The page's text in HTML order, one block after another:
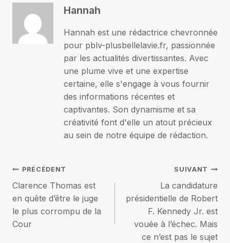
Hannah
Hannah est une rédactrice chevronnée
pour pblv-plusbellelavie.fr, passionnée
par les actualités divertissantes. Avec
une plume vive et une expertise
certaine, elle s'engage à vous fournir
des informations récentes et
captivantes. Son dynamisme et sa
créativité font d'elle un atout précieux
au sein de notre équipe de rédaction.
Navigation
de
l’article
PRÉCÉDENT
Clarence Thomas est
en quête d’être le juge
le plus corrompu de la
Cour
SUIVANT
La candidature
présidentielle de Robert
F. Kennedy Jr. est
vouée à l’échec. Mais
ce n’est pas le sujet